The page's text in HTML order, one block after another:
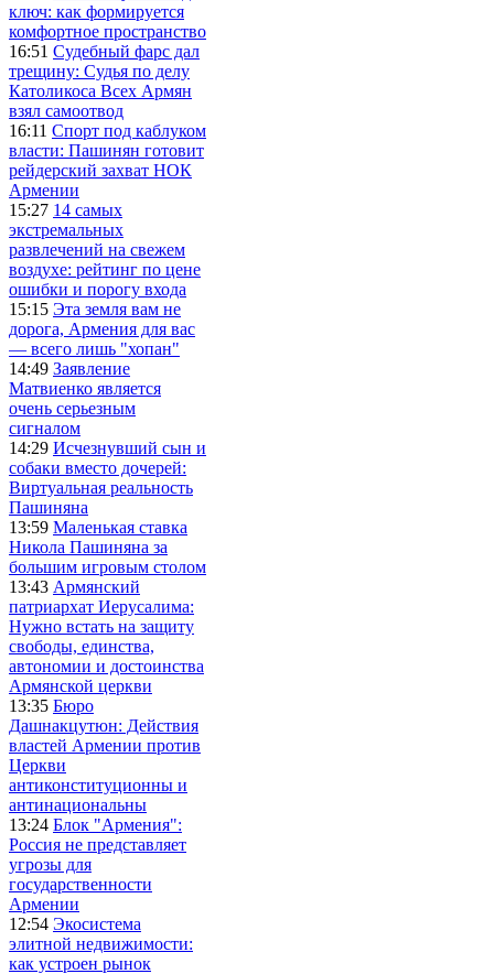
ключ: как формируется
комфортное пространство
16:51 Судебный фарс дал
трещину: Судья по делу
Католикоса Всех Армян
взял самоотвод
16:11 Спорт под каблуком
власти: Пашинян готовит
рейдерский захват НОК
Армении
15:27 14 самых
экстремальных
развлечений на свежем
воздухе: рейтинг по цене
ошибки и порогу входа
15:15 Эта земля вам не
дорога, Армения для вас
— всего лишь "хопан"
14:49 Заявление
Матвиенко является
очень серьезным
сигналом
14:29 Исчезнувший сын и
собаки вместо дочерей:
Виртуальная реальность
Пашиняна
13:59 Маленькая ставка
Никола Пашиняна за
большим игровым столом
13:43 Армянский
патриархат Иерусалима:
Нужно встать на защиту
свободы, единства,
автономии и достоинства
Армянской церкви
13:35 Бюро
Дашнакцутюн: Действия
властей Армении против
Церкви
антиконституционны и
антинациональны
13:24 Блок "Армения":
Россия не представляет
угрозы для
государственности
Армении
12:54 Экосистема
элитной недвижимости:
как устроен рынок